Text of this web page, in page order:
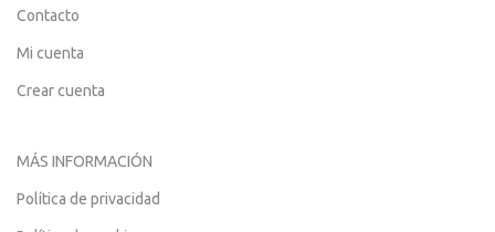
Contacto
Mi cuenta
Crear cuenta
MÁS INFORMACIÓN
Política de privacidad